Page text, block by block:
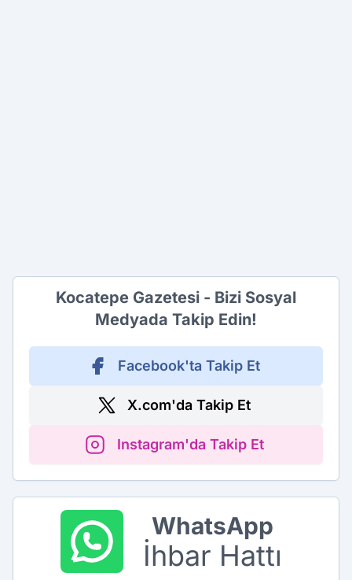
Kocatepe Gazetesi - Bizi Sosyal
Medyada Takip Edin!
Facebook'ta Takip Et
X.com'da Takip Et
Instagram'da Takip Et
WhatsApp
İhbar Hattı